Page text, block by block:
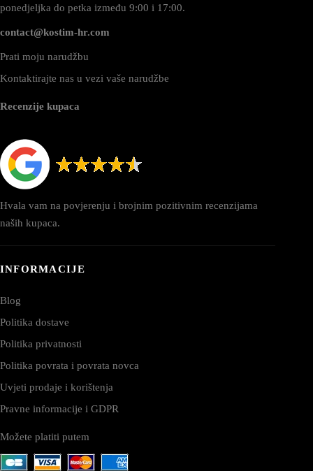
ponedjeljka do petka između 9:00 i 17:00.
contact@kostim-hr.com
Prati moju narudžbu
Kontaktirajte nas u vezi vaše narudžbe
Recenzije kupaca
Hvala vam na povjerenju i brojnim pozitivnim recenzijama
naših kupaca.
INFORMACIJE
Blog
Politika dostave
Politika privatnosti
Politika povrata i povrata novca
Uvjeti prodaje i korištenja
Pravne informacije i GDPR
Možete platiti putem